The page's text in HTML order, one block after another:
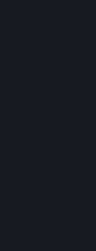
プレイセット
「ゲーム
2021/12/27:バグ解
2019/10/19:先代
Modが適用で